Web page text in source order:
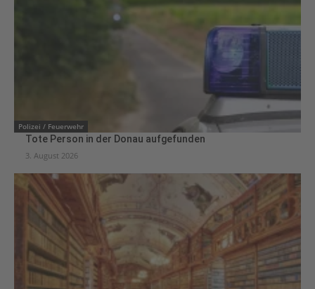
Polizei / Feuerwehr
Tote Person in der Donau aufgefunden
3. August 2026